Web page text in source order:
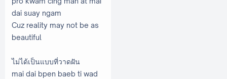
dai suay ngam
Cuz reality may not be as
beautiful
ไม่ได้เป็นแบบที่วาดฝัน
mai dai bpen baeb ti wad